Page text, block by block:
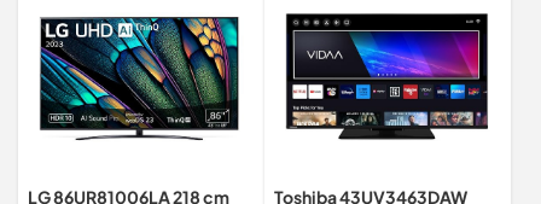
LG 86UR81006LA 218 cm Toshiba 43UV3463DAW